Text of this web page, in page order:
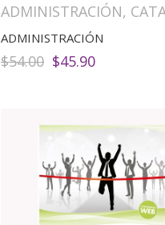
ADMINISTRACIÓN,
ADMINISTRACIÓN
$54.00 El
$45.90El